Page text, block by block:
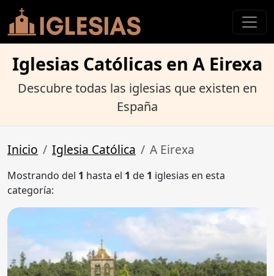
Iglesias Católicas en A Eirexa
Descubre todas las iglesias que existen en
España
Inicio Iglesia Católica A Eirexa
Mostrando del 1 hasta el 1 de 1 iglesias en esta
categoría: